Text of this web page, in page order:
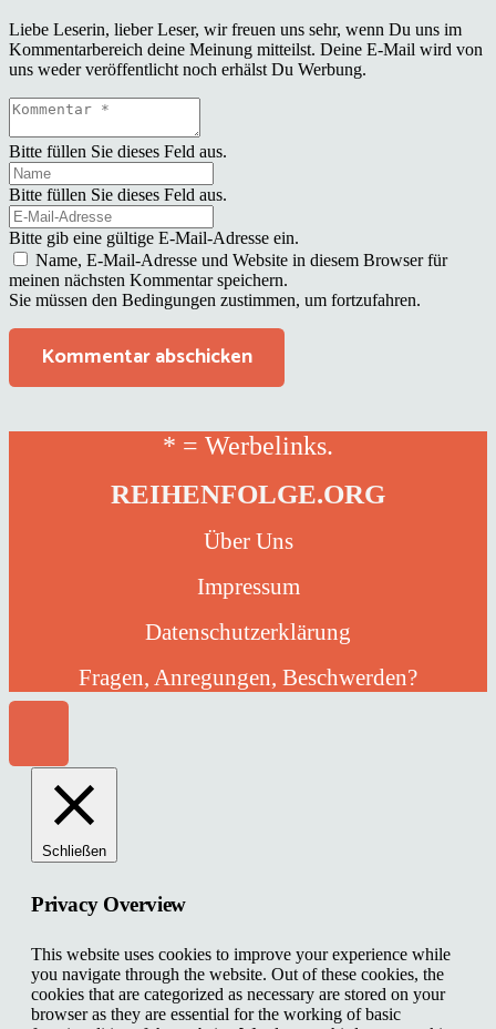
Liebe Leserin, lieber Leser, wir freuen uns sehr, wenn Du uns im
Kommentarbereich deine Meinung mitteilst. Deine E-Mail wird von
uns weder veröffentlicht noch erhälst Du Werbung.
Bitte füllen Sie dieses Feld aus.
Bitte füllen Sie dieses Feld aus.
Bitte gib eine gültige E-Mail-Adresse ein.
Name, E-Mail-Adresse und Website in diesem Browser für
meinen nächsten Kommentar speichern.
Sie müssen den Bedingungen zustimmen, um fortzufahren.
Kommentar abschicken
* = Werbelinks.
REIHENFOLGE.ORG
Über Uns
Impressum
Datenschutzerklärung
Fragen, Anregungen, Beschwerden?
Schließen
Privacy Overview
This website uses cookies to improve your experience while
you navigate through the website. Out of these cookies, the
cookies that are categorized as necessary are stored on your
browser as they are essential for the working of basic